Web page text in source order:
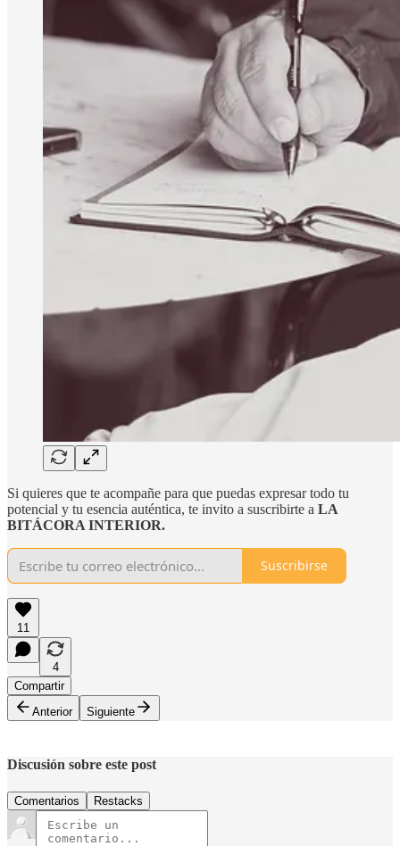
Si quieres que te acompañe para que puedas expresar todo tu
potencial y tu esencia auténtica, te invito a suscribirte a LA
BITÁCORA INTERIOR.
Suscribirse
11
4
Compartir
Anterior
Siguiente
Discusión sobre este post
Comentarios Restacks